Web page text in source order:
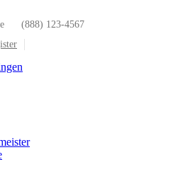
(888) 123-4567